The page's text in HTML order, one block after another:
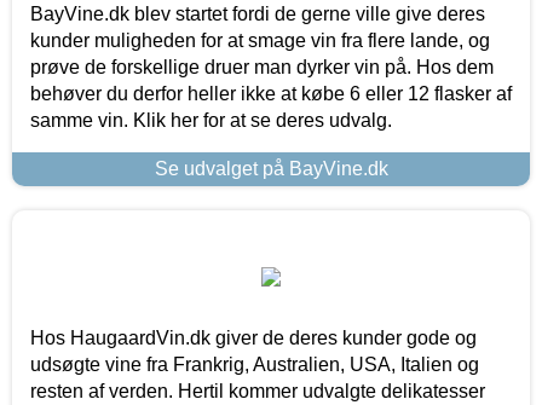
BayVine.dk blev startet fordi de gerne ville give deres
kunder muligheden for at smage vin fra flere lande, og
prøve de forskellige druer man dyrker vin på. Hos dem
behøver du derfor heller ikke at købe 6 eller 12 flasker af
samme vin. Klik her for at se deres udvalg.
Se udvalget på BayVine.dk
Hos HaugaardVin.dk giver de deres kunder gode og
udsøgte vine fra Frankrig, Australien, USA, Italien og
resten af verden. Hertil kommer udvalgte delikatesser